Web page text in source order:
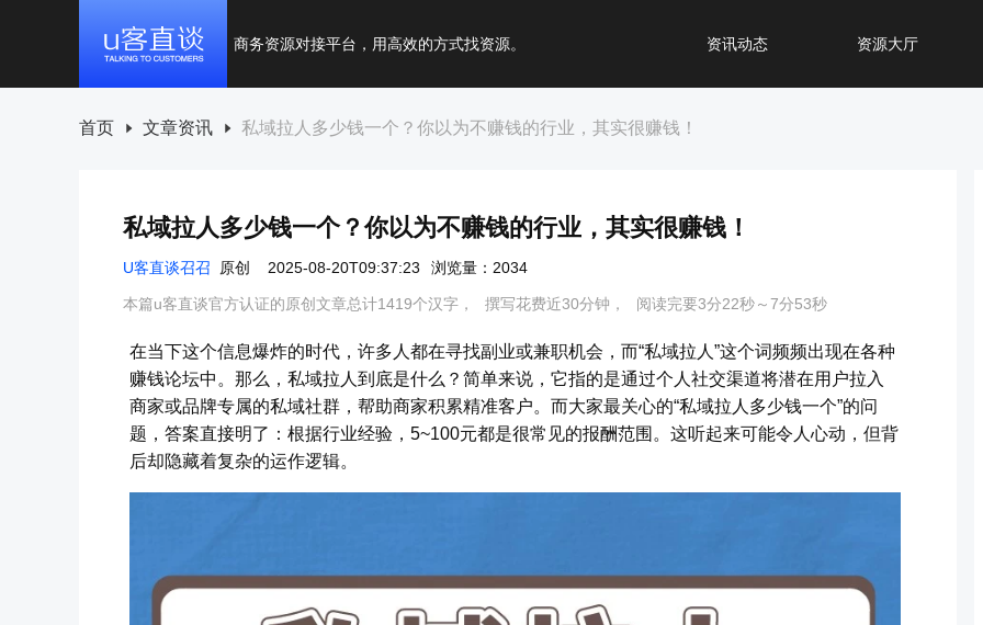
商务资源对接平台，用高效的方式找资源。 资讯动态 资源大厅
首页 文章资讯 私域拉人多少钱一个？你以为不赚钱的行业，其实很赚钱！
私域拉人多少钱一个？你以为不赚钱的行业，其实很赚钱！
U客直谈召召 原创 2025-08-20T09:37:23 浏览量：2034
本篇u客直谈官方认证的原创文章总计1419个汉字， 撰写花费近30分钟， 阅读完要3分22秒～7分53秒
在当下这个信息爆炸的时代，许多人都在寻找副业或兼职机会，而“私域拉人”这个词频频出现在各种
赚钱论坛中。那么，私域拉人到底是什么？简单来说，它指的是通过个人社交渠道将潜在用户拉入
商家或品牌专属的私域社群，帮助商家积累精准客户。而大家最关心的“私域拉人多少钱一个”的问
题，答案直接明了：根据行业经验，5~100元都是很常见的报酬范围。这听起来可能令人心动，但背
后却隐藏着复杂的运作逻辑。